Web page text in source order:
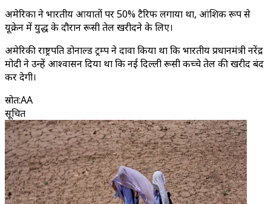
अमेरिका ने भारतीय आयातों पर 50% टैरिफ लगाया था, आंशिक रूप से
यूक्रेन में युद्ध के दौरान रूसी तेल खरीदने के लिए।
अमेरिकी राष्ट्रपति डोनाल्ड ट्रम्प ने दावा किया था कि भारतीय प्रधानमंत्री नरेंद्र
मोदी ने उन्हें आश्वासन दिया था कि नई दिल्ली रूसी कच्चे तेल की खरीद बंद
कर देगी।
स्रोत:AA
सूचित